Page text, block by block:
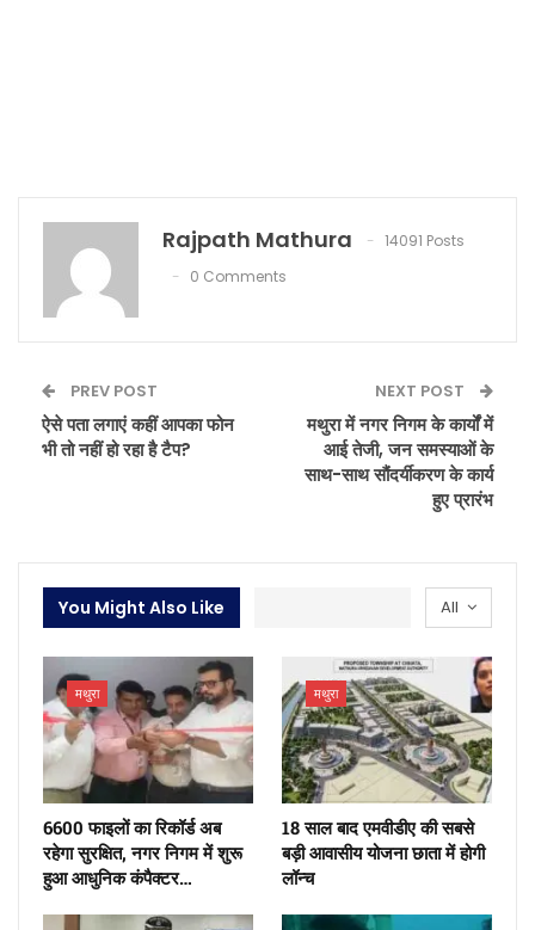
Rajpath Mathura
14091 Posts
0 Comments
PREV POST
ऐसे पता लगाएं कहीं आपका फोन
भी तो नहीं हो रहा है टैप?
NEXT POST
मथुरा में नगर निगम के कार्यों में
आई तेजी, जन समस्याओं के
साथ-साथ सौंदर्यीकरण के कार्य
हुए प्रारंभ
All
You Might Also Like
मथुरा
6600 फाइलों का रिकॉर्ड अब
रहेगा सुरक्षित, नगर निगम में शुरू
हुआ आधुनिक कंपैक्टर…
मथुरा
18 साल बाद एमवीडीए की सबसे
बड़ी आवासीय योजना छाता में होगी
लॉन्च